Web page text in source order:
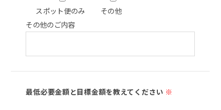
スポット便のみ
その他
その他のご内容
最低必要金額と目標金額を教えてください ※